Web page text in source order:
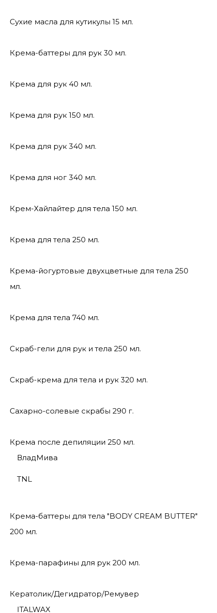
Сухие масла для кутикулы 15 мл.
Крема-баттеры для рук 30 мл.
Крема для рук 40 мл.
Крема для рук 150 мл.
Крема для рук 340 мл.
Крема для ног 340 мл.
Крем-Хайлайтер для тела 150 мл.
Крема для тела 250 мл.
Крема-йогуртовые двухцветные для тела 250
мл.
Крема для тела 740 мл.
Скраб-гели для рук и тела 250 мл.
Скраб-крема для тела и рук 320 мл.
Сахарно-солевые скрабы 290 г.
Крема после депиляции 250 мл.
ВладМива
TNL
Крема-баттеры для тела "BODY CREAM BUTTER"
200 мл.
Крема-парафины для рук 200 мл.
Кератолик/Дегидратор/Ремувер
ITALWAX